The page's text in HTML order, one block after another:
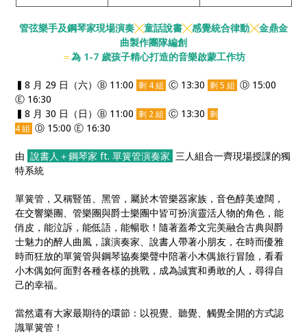
管弦樂手及鋼琴家現場演奏╳童話說書╳感覺統合律動╳金鼎金
曲製作團隊編創
＝為 1-7 歲孩子精心打造的音樂啟蒙工作坊
▍8 月 29 日（六）Ⓑ 11:00 剩 4 組 Ⓒ 13:30 剩 5 組 Ⓓ 15:00
Ⓔ 16:30
▍8 月 30 日（日）Ⓑ 11:00 剩 2 組 Ⓒ 13:30 剩
4 組 Ⓓ 15:00 Ⓔ 16:30
由 說書人＋鋼琴家 ft. 單簧管演奏家 三人組合一齊現場授課的獨
特系統
單簧管，又稱豎笛、黑管，屬於木管樂器家族，音色醇美遼闊，
在交響樂團、管樂團與爵士樂團中皆可扮演靈活人物的角色，能
俏皮，能泣訴，能低語，能暢歌！隨著蓋希文完美融合古典與爵
士魅力的醉人曲風，讓演奏家、說書人帶著小朋友，在時而優雅
時而狂放的單簧管與鋼琴協奏樂聲中陪著小木偶旅行冒險，看看
小木偶如何面對各種各樣的挑戰，成為誠實和勇敢的人，尋得自
己的幸福。
當然還有大家最期待的環節：以視覺、聽覺、觸覺全開的方式認
識單簧管！